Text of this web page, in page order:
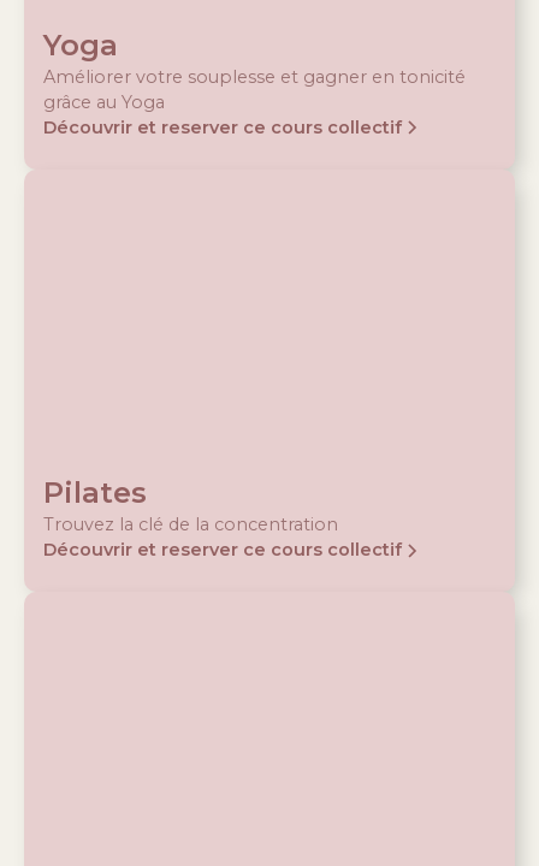
Yoga
Améliorer votre souplesse et gagner en tonicité
grâce au Yoga
Découvrir et reserver ce cours collectif
Pilates
Trouvez la clé de la concentration
Découvrir et reserver ce cours collectif